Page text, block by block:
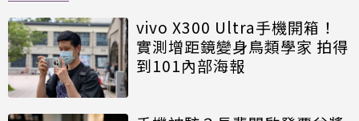
vivo X300 Ultra手機開箱！
實測增距鏡變身鳥類學家 拍得
到101內部海報